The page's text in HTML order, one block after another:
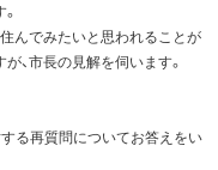
んでみたいと思われることが
、市長の見解を伺います。
る再質問についてお答えをい